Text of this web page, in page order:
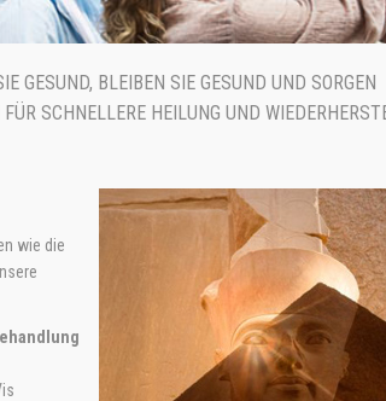
GESUND, BLEIBEN SIE GESUND UND SORGEN
SCHNELLERE HEILUNG UND
wie die